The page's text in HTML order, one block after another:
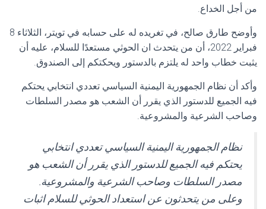
من أجل الخداع.
وأوضح طارق صالح، في تغريده له على حسابه في تويتر، الثلاثاء 8
فبراير 2022، أن من يتحدث ان الحوثي مستعدًا للسلام، عليه أن
يثبت خطاب واحد له يلتزم بالدستور ويحكتكم إلى الصندوق.
وأكد أن نظام الجمهورية اليمنية السياسي تعددي انتخابي يحتكم
فيه الجميع للدستور الذي يقرر أن الشعب هو مصدر السلطات
وصاحب الشرعية والمشروعية.
نظام الجمهورية اليمنية السياسي تعددي انتخابي
يحتكم فيه الجميع للدستور الذي يقرر أن الشعب هو
مصدر السلطات وصاحب الشرعية والمشروعية.
وعلى من يتحدثون عن استعداد الحوثي للسلام اثبات